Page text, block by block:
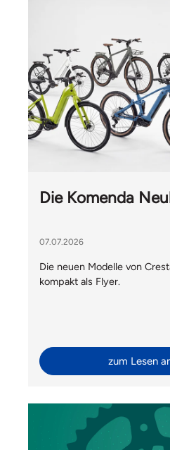
Die Komenda
07.07.2026
Die neuen Modelle von
kompakt als Flyer.
zum Lesen